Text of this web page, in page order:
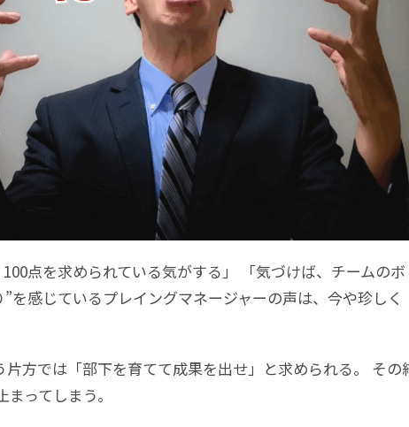
点を求められている気がする」 「気づけば、チームのボ
を感じているプレイングマネージャーの声は、今や珍しく
方では「部下を育てて成果を出せ」と求められる。 その
ってしまう。